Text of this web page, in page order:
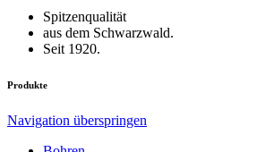
Spitzenqualität
aus dem Schwarzwald.
Seit 1920.
Produkte
Navigation überspringen